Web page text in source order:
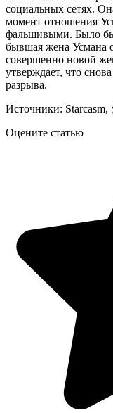
социальных сетях.
момент отношения
фальшивыми. Было бы
бывшая жена Усмана
совершенно новой
утверждает, что
разрыва.
Источники: Starcasm,
Оцените статью